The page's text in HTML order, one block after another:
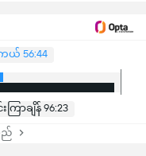
56:44
ကြာချိန် 96:23
ည်